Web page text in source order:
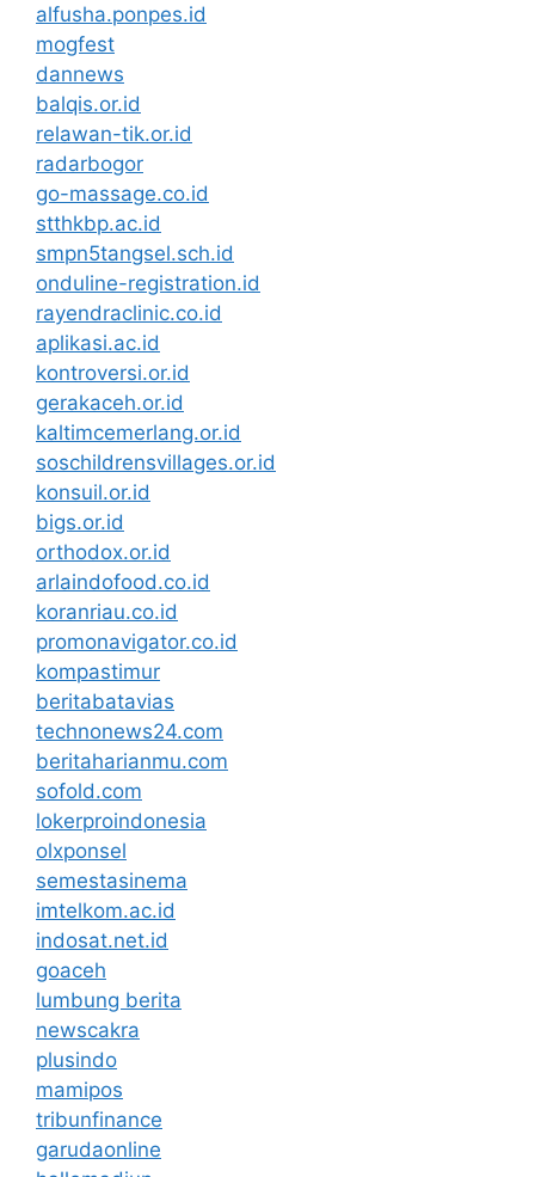
alfusha.ponpes.id
mogfest
dannews
balqis.or.id
relawan-tik.or.id
radarbogor
go-massage.co.id
stthkbp.ac.id
smpn5tangsel.sch.id
onduline-registration.id
rayendraclinic.co.id
aplikasi.ac.id
kontroversi.or.id
gerakaceh.or.id
kaltimcemerlang.or.id
soschildrensvillages.or.id
konsuil.or.id
bigs.or.id
orthodox.or.id
arlaindofood.co.id
koranriau.co.id
promonavigator.co.id
kompastimur
beritabatavias
technonews24.com
beritaharianmu.com
sofold.com
lokerproindonesia
olxponsel
semestasinema
imtelkom.ac.id
indosat.net.id
goaceh
lumbung berita
newscakra
plusindo
mamipos
tribunfinance
garudaonline